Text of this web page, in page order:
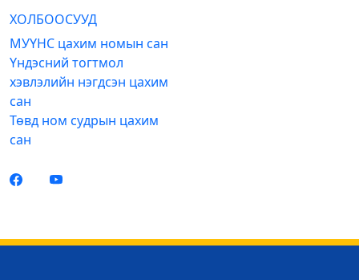
ХОЛБООСУУД
МУҮНС цахим номын сан
Үндэсний тогтмол
хэвлэлийн нэгдсэн цахим
сан
Төвд ном судрын цахим
сан